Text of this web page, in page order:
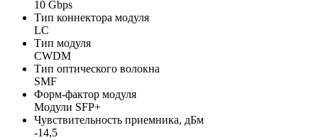
10 Gbps
Тип коннектора модуля
LC
Тип модуля
CWDM
Тип оптического волокна
SMF
Форм-фактор модуля
Модули SFP+
Чувствительность приемника, дБм
-14,5